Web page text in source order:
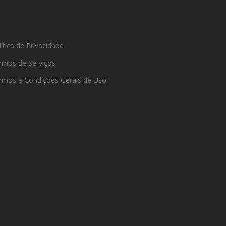
de Privacidade
de Serviços
e Condições Gerais de Uso